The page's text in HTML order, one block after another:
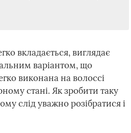
вкладається, виглядає
варіантом, що
виконана на волоссі
стані. Як зробити таку
слід уважно розібратися і